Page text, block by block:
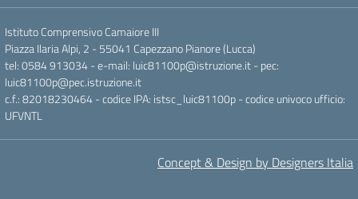
Istituto Comprensivo Camaiore III
Piazza Ilaria Alpi, 2 - 55041 Capezzano Pianore (Lucca)
tel: 0584 913034 - e-mail: luic81100p@istruzione.it - pec:
luic81100p@pec.istruzione.it
c.f.: 82018230464 - codice IPA: istsc_luic81100p - codice univoco ufficio:
UFVNTL
Concept & Design by Designers Italia